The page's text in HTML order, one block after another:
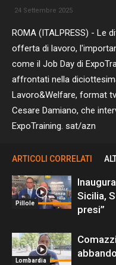
24 Settembre 2025
ROMA (ITALPRESS) - Le
offerta di lavoro,
come il Job Day di
affrontati nella
Lavoro&Welfare, format
Cesare Damiano, che
ExpoTraining. sat/azn
ARTICOLI CORRELATI
Pillole
Sicilia,
presi”
Lombardia